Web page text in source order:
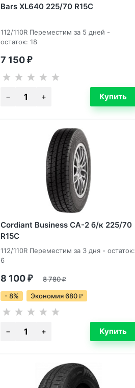
Bars XL640 225/70 R15C
112/110R Переместим за 5 дней -
остаток: 18
7 150 ₽
Cordiant Business CA-2 б/к 225/70
R15C
112/110R Переместим за 3 дня - остаток:
6
8 100 ₽ 8 780₽
- 8% Экономия 680 ₽